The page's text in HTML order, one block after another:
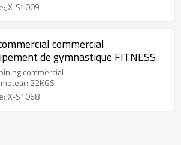
S1009
commercial
de gymnastique FITNESS
commercial
22KGS
S1068